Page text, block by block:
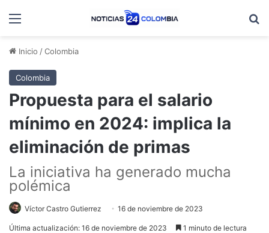
Menú
Inicio /Colombia
Colombia
Propuesta para el salario
mínimo en 2024: implica la
eliminación de primas
La iniciativa ha generado mucha
polémica
Víctor Castro Gutierrez 16 de noviembre de 2023
Última actualización: 16 de noviembre de 2023 1 minuto de lectura